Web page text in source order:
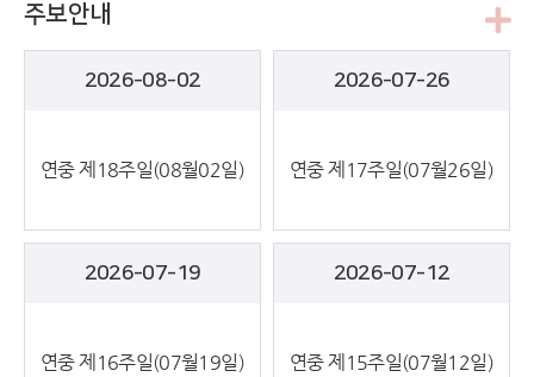
주보안내
2026-08-02
연중 제18주일(08월02일)
2026-07-26
연중 제17주일(07월26일)
2026-07-19
연중 제16주일(07월19일)
2026-07-12
연중 제15주일(07월12일)